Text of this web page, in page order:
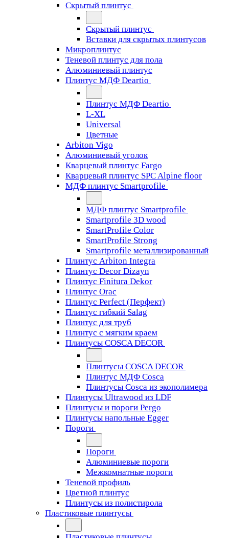
Скрытый плинтус
Скрытый плинтус
Вставки для скрытых плинтусов
Микроплинтус
Теневой плинтус для пола
Алюминиевый плинтус
Плинтус МДФ Deartio
Плинтус МДФ Deartio
L-XL
Universal
Цветные
Arbiton Vigo
Алюминиевый уголок
Кварцевый плинтус Fargo
Кварцевый плинтус SPC Alpine floor
МДФ плинтус Smartprofile
МДФ плинтус Smartprofile
Smartprofile 3D wood
SmartProfile Color
SmartProfile Strong
Smartprofile металлизированный
Плинтус Arbiton Integra
Плинтус Decor Dizayn
Плинтус Finitura Dekor
Плинтус Orac
Плинтус Perfect (Перфект)
Плинтус гибкий Salag
Плинтус для труб
Плинтус с мягким краем
Плинтусы COSCA DECOR
Плинтусы COSCA DECOR
Плинтус МДФ Cosca
Плинтусы Cosca из экополимера
Плинтусы Ultrawood из LDF
Плинтусы и пороги Pergo
Плинтусы напольные Egger
Пороги
Пороги
Алюминиевые пороги
Межкомнатные пороги
Теневой профиль
Цветной плинтус
Плинтусы из полистирола
Пластиковые плинтусы